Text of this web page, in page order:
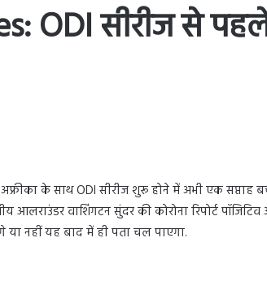
ODI सीरीज से
के साथ ODI सीरीज शुरू होने में अभी एक
वाशिंगटन सुंदर की कोरोना रिपोर्ट
नहीं यह बाद में ही पता चल पाएगा.